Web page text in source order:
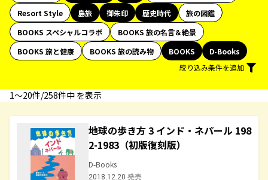
Resort Style
島旅 御朱印 歴史時代
旅の図鑑
BOOKS スペシャルコラボ
BOOKS 旅の名言＆絶景
BOOKS 旅と健康
BOOKS 旅の読み物 BOOKS
D-Books
絞り込み条件を追加
1〜20件/258件中 を表示
地球の歩き方 3 インド・ネパール 198
2-1983（初版復刻版）
D-Books
2018.12.20 発売